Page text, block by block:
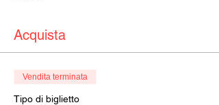
Acquista
Vendita terminata
Tipo di biglietto